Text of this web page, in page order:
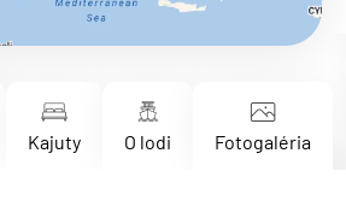
Kajuty O lodi Fotogaléria